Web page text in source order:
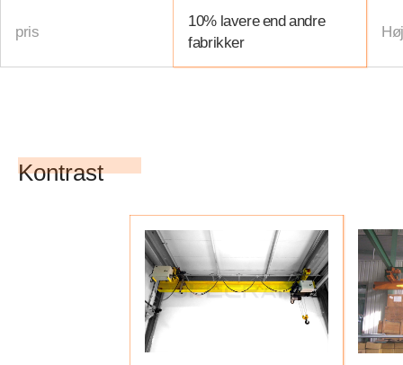
pris
10%lavere end andre
fabrikker
Kontrast